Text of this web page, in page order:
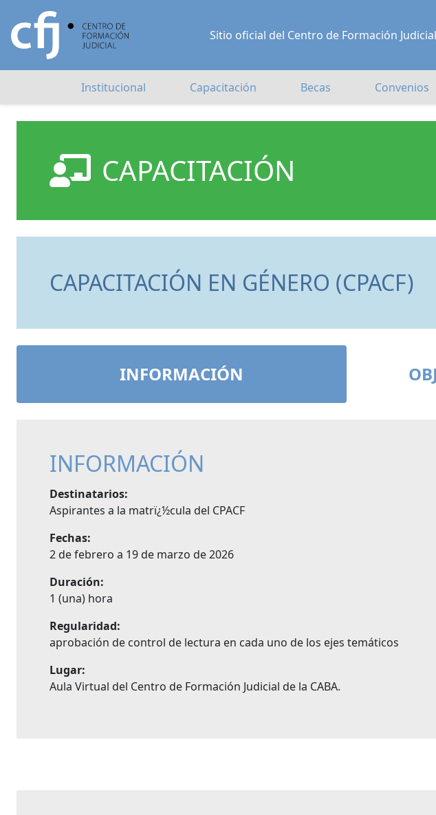
Sitio oficial del Centro de Formación
Institucional Capacitación Becas Convenios
CAPACITACIÓN
CAPACITACIÓN EN GÉNERO (CPACF)
INFORMACIÓN
INFORMACIÓN
Destinatarios:
Aspirantes a la matrï¿½cula del CPACF
Fechas:
2 de febrero a 19 de marzo de 2026
Duración:
1 (una) hora
Regularidad:
aprobación de control de lectura en cada uno de los ejes temáticos
Lugar:
Aula Virtual del Centro de Formación Judicial de la CABA.